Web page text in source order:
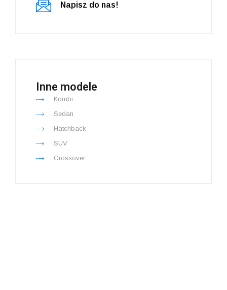
Napisz do nas!
Inne modele
Kombi
Sedan
Hatchback
SUV
Crossover